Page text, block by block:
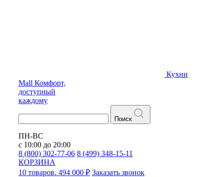
Кухни
Mall Комфорт,
доступный
каждому
Поиск
ПН-ВС
с 10:00 до 20:00
8 (800) 302-77-06 8 (499) 348-15-11
КОРЗИНА
10 товаров. 494 000 ₽ Заказать звонок